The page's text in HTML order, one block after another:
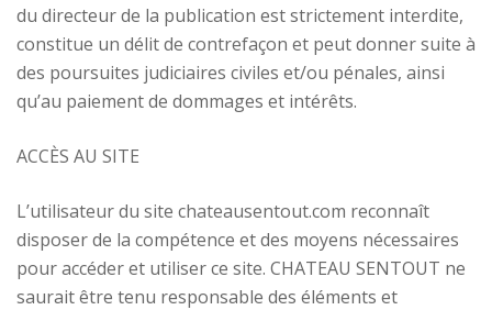
du directeur de la publication est strictement interdite,
constitue un délit de contrefaçon et peut donner suite à
des poursuites judiciaires civiles et/ou pénales, ainsi
qu’au paiement de dommages et intérêts.
ACCÈS AU SITE
L’utilisateur du site chateausentout.com reconnaît
disposer de la compétence et des moyens nécessaires
pour accéder et utiliser ce site. CHATEAU SENTOUT ne
saurait être tenu responsable des éléments et